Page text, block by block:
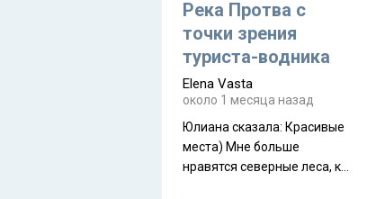
Free, которая стала первой
ультралегкой моделью в
ассортименте
производителя. Новинка
получила двухслойную
конструкцию с отдельным
внешним тентом и сетчатой
внутренней палаткой, а ее
Река Протва с
точки зрения
туриста-водника
Elena Vasta
около 1 месяца назад
Юлиана сказалa: Красивые
места) Мне больше
нравятся северные леса, как